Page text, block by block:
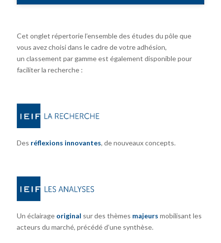
Cet onglet répertorie l’ensemble des études du pôle que
vous avez choisi dans le cadre de votre adhésion,
un classement par gamme est également disponible pour
faciliter la recherche :
Des réflexions innovantes, de nouveaux concepts.
Un éclairage original sur des thèmes majeurs mobilisant les
acteurs du marché, précédé d’une synthèse.